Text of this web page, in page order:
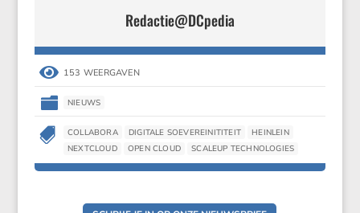
Redactie@DCpedia
 153 WEERGAVEN
 NIEUWS
 COLLABORA DIGITALE SOEVEREINITITEIT
HEINLEIN
NEXTCLOUD
OPEN CLOUD SCALEUP TECHNOLOGIES